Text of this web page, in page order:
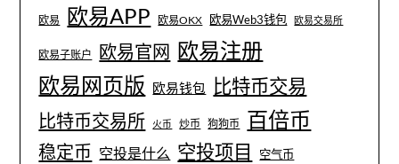
欧易 欧易APP 欧易OKX 欧易Web3钱包 欧易交易所
欧易子账户 欧易官网 欧易注册
欧易网页版 欧易钱包 比特币交易
比特币交易所 火币 炒币 狗狗币 百倍币
稳定币 空投是什么 空投项目 空气币